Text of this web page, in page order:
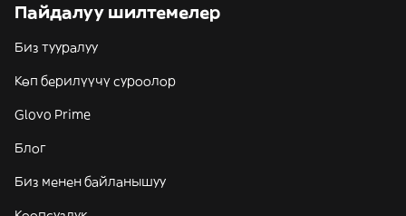
Пайдалуу шилтемелер
Биз тууралуу
Көп берилүүчү суроолор
Glovo Prime
Блог
Биз менен байланышуу